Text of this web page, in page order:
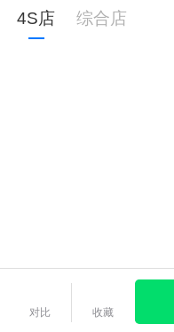
4S店 综合店
对比 收藏